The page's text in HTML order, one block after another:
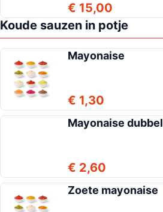
€ 15,00
Koude sauzen in potje
Mayonaise
€ 1,30
Mayonaise dubbel
€ 2,60
Zoete mayonaise